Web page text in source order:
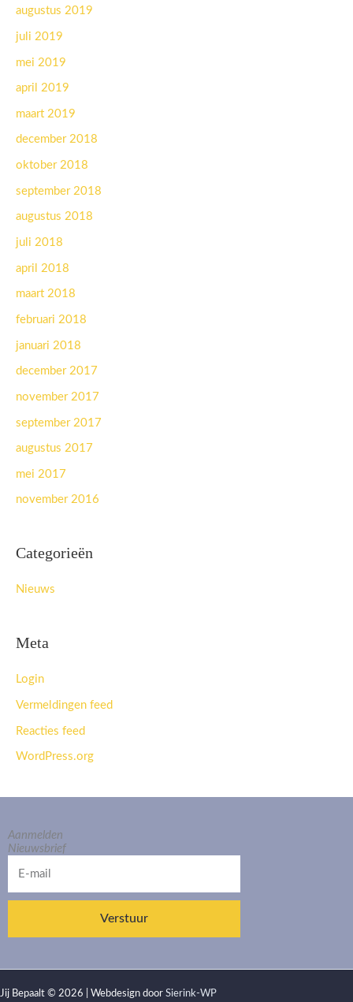
augustus 2019
juli 2019
mei 2019
april 2019
maart 2019
december 2018
oktober 2018
september 2018
augustus 2018
juli 2018
april 2018
maart 2018
februari 2018
januari 2018
december 2017
november 2017
september 2017
augustus 2017
mei 2017
november 2016
Categorieën
Nieuws
Meta
Login
Vermeldingen feed
Reacties feed
WordPress.org
Aanmelden
Nieuwsbrief
mail
Verstuur
Jij Bepaalt © 2026 | Webdesign door Sierink-WP